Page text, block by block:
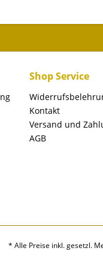
Shop Service
Kontakt
Versand und
AGB
* Alle Preise inkl. gesetzl.